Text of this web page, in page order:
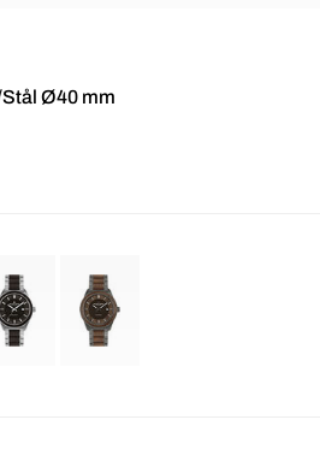
Ø40 mm